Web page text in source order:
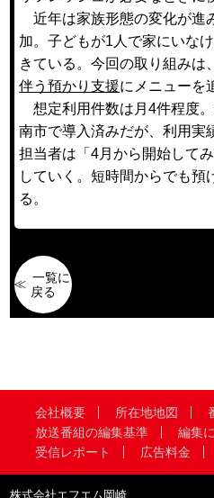
近年は家族形態の変化が進
加。子どもが1人で家にいな
きている。今回の取り組みは
伴う預かり支援にメニューを
想定利用件数は月4件程度
南市で導入済みだが、利用実
担当者は「4月から開始して
していく。短時間からでも預
る。
一覧に
戻る
会社概要 所在地地図
放送番組の編集基準
編集
受信レポート
広告料金
株式会社エフエム岡崎